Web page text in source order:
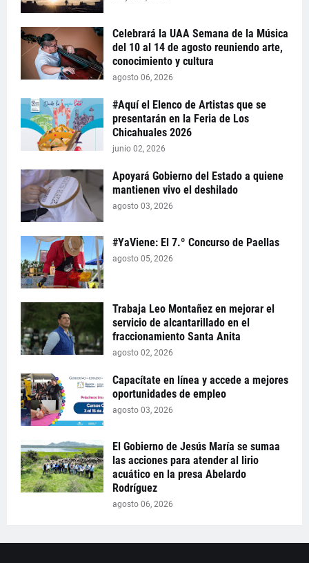
Celebrará la UAA Semana de la Música
del 10 al 14 de agosto reuniendo arte,
conocimiento y cultura
agosto 06, 2026
#Aquí el Elenco de Artistas que se
presentarán en la Feria de Los
Chicahuales 2026
junio 02, 2026
Apoyará Gobierno del Estado a quiene
mantienen vivo el deshilado
agosto 03, 2026
#YaViene: El 7.º Concurso de Paellas
agosto 05, 2026
Trabaja Leo Montañez en mejorar el
servicio de alcantarillado en el
fraccionamiento Santa Anita
agosto 02, 2026
Capacítate en línea y accede a mejores
oportunidades de empleo
agosto 03, 2026
El Gobierno de Jesús María se sumaa
las acciones para atender al lirio
acuático en la presa Abelardo
Rodríguez
agosto 06, 2026